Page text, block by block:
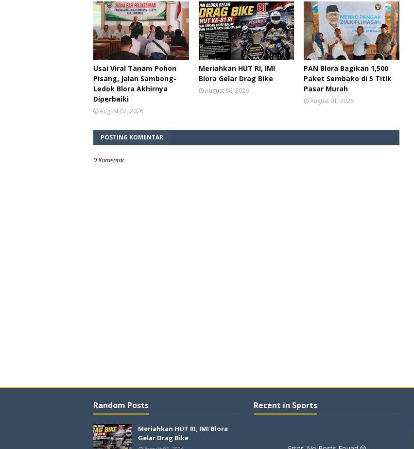
Usai Viral Tanam Pohon
Pisang, Jalan Sambong-
Ledok Blora Akhirnya
Diperbaiki
August 07, 2026
Meriahkan HUT RI, IMI
Blora Gelar Drag Bike
August 06, 2026
PAN Blora Bagikan 1,500
Paket Sembako di 5 Titik
Pasar Murah
August 01, 2026
POSTING KOMENTAR
0 Komentar
Random Posts
Meriahkan HUT RI, IMI Blora
Gelar Drag Bike
Recent in Sports